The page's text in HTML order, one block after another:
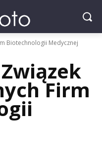
Biotechnologii Medycznej
Firm